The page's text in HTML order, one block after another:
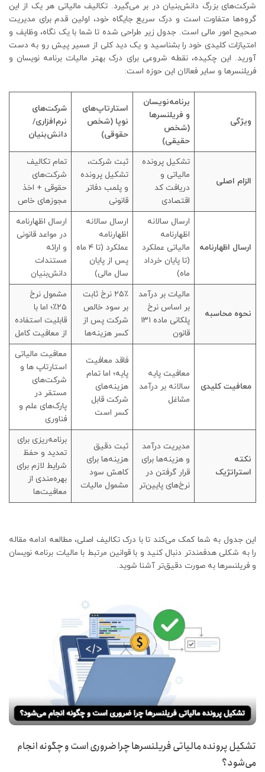
شرکت‌های بزرگ دانش‌بنیان در بر می‌گیرد. تکالیف مالیاتی هر یک از این
گروه‌ها متفاوت است و درک سریع جایگاه خود، اولین قدم برای مدیریت
صحیح امور مالی است. جدول زیر طراحی شده تا شما با یک نگاه، وظایف و
امتیازات کلیدی خود را بشناسید و یک دید کلی از مسیر پیش رو به دست
آورید. این چکیده، نقطه شروعی برای درک بهتر مالیات برنامه نویسان و
فریلنسرها و سایر فعالان این حوزه است:
ویژگی
برنامه‌نویسان
و فریلنسرها
(شخص
حقیقی)
استارتاپ‌های
نوپا (شخص
حقوقی)
شرکت‌های
نرم‌افزاری/
دانش‌بنیان
الزام اصلی
تشکیل پرونده
مالیاتی و
دریافت کد
اقتصادی
ثبت شرکت،
تشکیل پرونده
و پلمب دفاتر
قانونی
تمام تکالیف
شرکت‌های
حقوقی + اخذ
مجوزهای خاص
ارسال اظهارنامه
ارسال سالانه
اظهارنامه
مالیاتی عملکرد
(تا پایان خرداد
ماه)
ارسال سالانه
اظهارنامه
عملکرد (تا ۴ ماه
پس از پایان
سال مالی)
ارسال اظهارنامه
در مواعد قانونی
و ارائه
مستندات
دانش‌بنیان
نحوه محاسبه
مالیات بر درآمد
بر اساس نرخ
پلکانی ماده ۱۳۱
قانون
۲۵٪ نرخ ثابت
بر سود خالص
شرکت پس از
کسر هزینه‌ها
مشمول نرخ
۲۵٪؛ اما با
قابلیت استفاده
از معافیت کامل
معافیت کلیدی
معافیت پایه
سالانه بر درآمد
مشاغل
فاقد معافیت
پایه؛ اما تمام
هزینه‌های
شرکت قابل
کسر است
معافیت مالیاتی
استارتاپ ها و
شرکت‌های
مستقر در
پارک‌های علم و
فناوری
نکته
استراتژیک
مدیریت درآمد
و هزینه‌ها برای
قرار گرفتن در
نرخ‌های پایین‌تر
ثبت دقیق
هزینه‌ها برای
کاهش سود
مشمول مالیات
برنامه‌ریزی برای
تمدید و حفظ
شرایط لازم برای
بهره‌مندی از
معافیت‌ها
این جدول به شما کمک می‌کند تا با درک تکالیف اصلی، مطالعه ادامه مقاله
را به شکلی هدفمندتر دنبال کنید و با قوانین مرتبط با مالیات برنامه نویسان
و فریلنسرها به صورت دقیق‌تر آشنا شوید.
تشکیل پرونده مالیاتی فریلنسرها چرا ضروری است و چگونه انجام
می‌شود؟